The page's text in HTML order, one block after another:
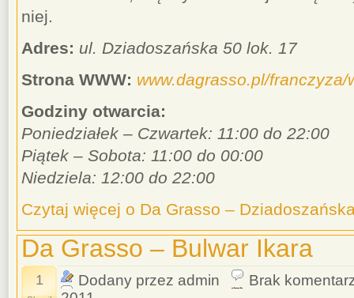
niej.
Adres: ul. Dziadoszańska 50 lok. 17
Strona WWW: www.dagrasso.pl/
Godziny otwarcia:
Poniedziałek – Czwartek: 11:00 do 22:00
Piątek – Sobota: 11:00 do 00:00
Niedziela: 12:00 do 22:00
Czytaj więcej o Da Grasso –
Da Grasso – Bulwar Ikara
1 Dodany przez admin
Brak